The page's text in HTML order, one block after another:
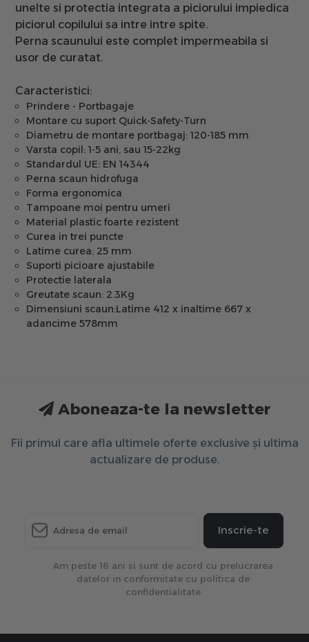
unelte si protectia integrata a piciorului impiedica
piciorul copilului sa intre intre spite.
Perna scaunului este complet impermeabila si
usor de curatat.
Caracteristici:
Prindere - Portbagaje
Montare cu suport Quick-Safety-Turn
Diametru de montare portbagaj: 120-185 mm
Varsta copil: 1-5 ani, sau 15-22kg
Standardul UE: EN 14344
Perna scaun hidrofuga
Forma ergonomica
Tampoane moi pentru umeri
Material plastic foarte rezistent
Curea in trei puncte
Latime curea: 25 mm
Suporti picioare ajustabile
Protectie laterala
Greutate scaun: 2.3Kg
Dimensiuni scaun:Latime 412 x inaltime 667 x
adancime 578mm
Aboneaza-te la newsletter
Fii primul care afla ultimele oferte exclusive și ultima
actualizare de produse.
Inscrie-te
Am peste 16 ani si sunt de acord cu prelucrarea
datelor in conformitate cu politica de
confidentialitate